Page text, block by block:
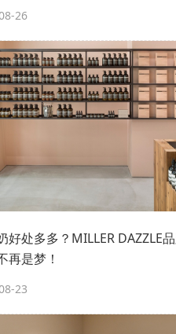
26
好处多多？MILLER DAZZLE品
再是梦！
23